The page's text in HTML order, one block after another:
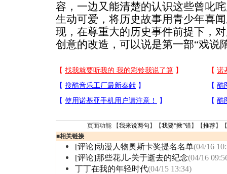
容，一边又能清楚的认识这些曾叱
生动可爱，将历史故事用青少年喜
现，在尊重大的历史事件前提下，
创意的改造，可以说是第一部“戏说
页面功能 【我来说两句 】【我要“揪”错】【推荐】
■相关链接
[评论]动漫人物奥斯卡奖提名名单(04/16
[评论]那些花儿-关于逝去的纪念(04/16
丁丁在我的年轻时代(04/15 13:34)